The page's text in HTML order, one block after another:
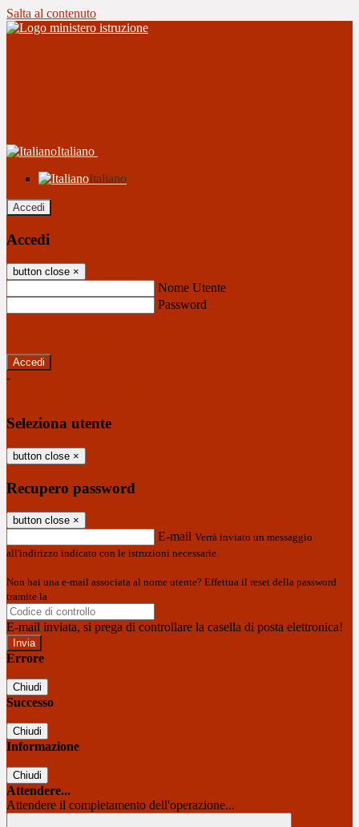
Salta al contenuto
Italiano
Italiano
Accedi
Accedi
button close ×
Nome Utente
Password
-
Seleziona utente
button close ×
Recupero password
button close ×
E-mail Verrà inviato un messaggio
all'indirizzo indicato con le istruzioni necessarie.
Non hai una e-mail associata al nome utente? Effettua il reset della password
tramite la
E-mail inviata, si prega di controllare la casella di posta elettronica!
Errore
Chiudi
Successo
Chiudi
Informazione
Chiudi
Attendere...
Attendere il completamento dell'operazione...